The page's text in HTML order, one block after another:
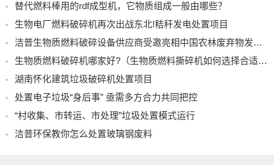
替代燃料棒用的rdf成型机，它物质组成一般由哪些？
生物电厂燃料破碎机再次出战东北!秸秆发电处置项目
洁普生物质燃料破碎设备供应商受邀亮相中国农林废弃物发电行业展会
生物质燃料破碎机哪家好?（生物质燃料撕碎机如何选择合适的）
湖南怀化建筑垃圾破碎机处置项目
处置电子垃圾“身后事” 亟需多方合力共同把控
“村收集、市转运、市处理”垃圾处置模式运行
洁普环保教你怎么处置玻璃钢废料